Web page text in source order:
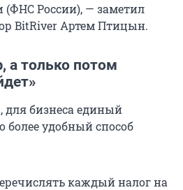
(ФНС России), — заметил
BitRiver Артем Птицын.
а только потом
для бизнеса единый
более удобный способ
каждый налог на